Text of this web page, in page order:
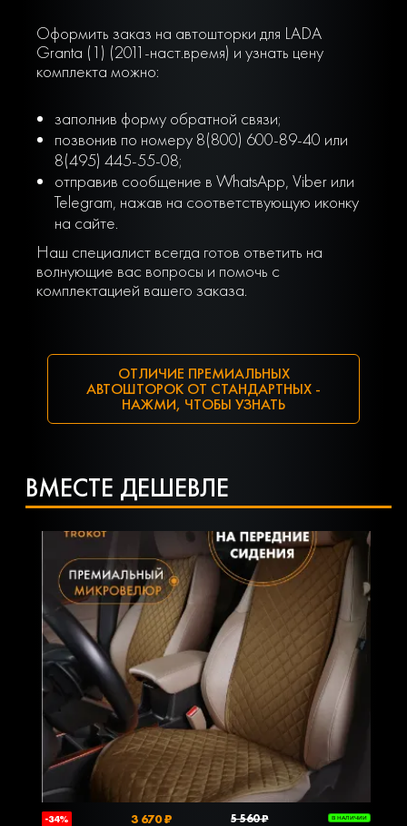
Оформить заказ на автошторки для LADA
Granta (1) (2011-наст.время) и узнать цену
комплекта можно:
заполнив форму обратной связи;
позвонив по номеру 8(800) 600-89-40 или
8(495) 445-55-08;
отправив сообщение в WhatsApp, Viber или
Telegram, нажав на соответствующую иконку
на сайте.
Наш специалист всегда готов ответить на
волнующие вас вопросы и помочь с
комплектацией вашего заказа.
ОТЛИЧИЕ ПРЕМИАЛЬНЫХ
АВТОШТОРОК ОТ СТАНДАРТНЫХ -
НАЖМИ, ЧТОБЫ УЗНАТЬ
ВМЕСТЕ ДЕШЕВЛЕ
-34% 3 670 ₽ 5 560 ₽ В НАЛИЧИИ